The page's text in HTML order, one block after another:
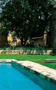
se démarquent par
une patine naturelle
de taille.